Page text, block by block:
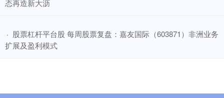
态再造新大沥
· ​股票杠杆平台股 每周股票复盘：嘉友国际（603871）非洲业务
扩展及盈利模式